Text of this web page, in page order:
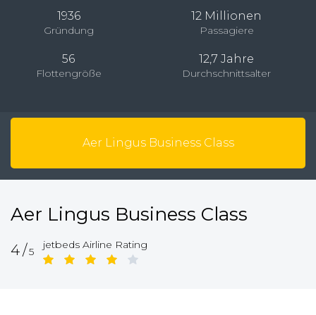
1936
Gründung
12 Millionen
Passagiere
56
Flottengröße
12,7 Jahre
Durchschnittsalter
Aer Lingus Business Class
Aer Lingus Business Class
4/5
jetbeds Airline Rating